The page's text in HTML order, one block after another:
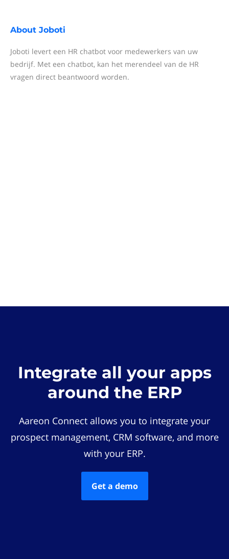
About Joboti
Joboti levert een HR chatbot voor medewerkers van uw
bedrijf. Met een chatbot, kan het merendeel van de HR
vragen direct beantwoord worden.
Integrate all your apps
around the ERP
Aareon Connect allows you to integrate your
prospect management, CRM software, and more
with your ERP.
Get a demo